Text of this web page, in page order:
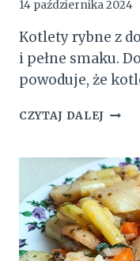
14 października 2024
Kotlety rybne z
i pełne smaku.
powoduje, że
CZYTAJ DALEJ